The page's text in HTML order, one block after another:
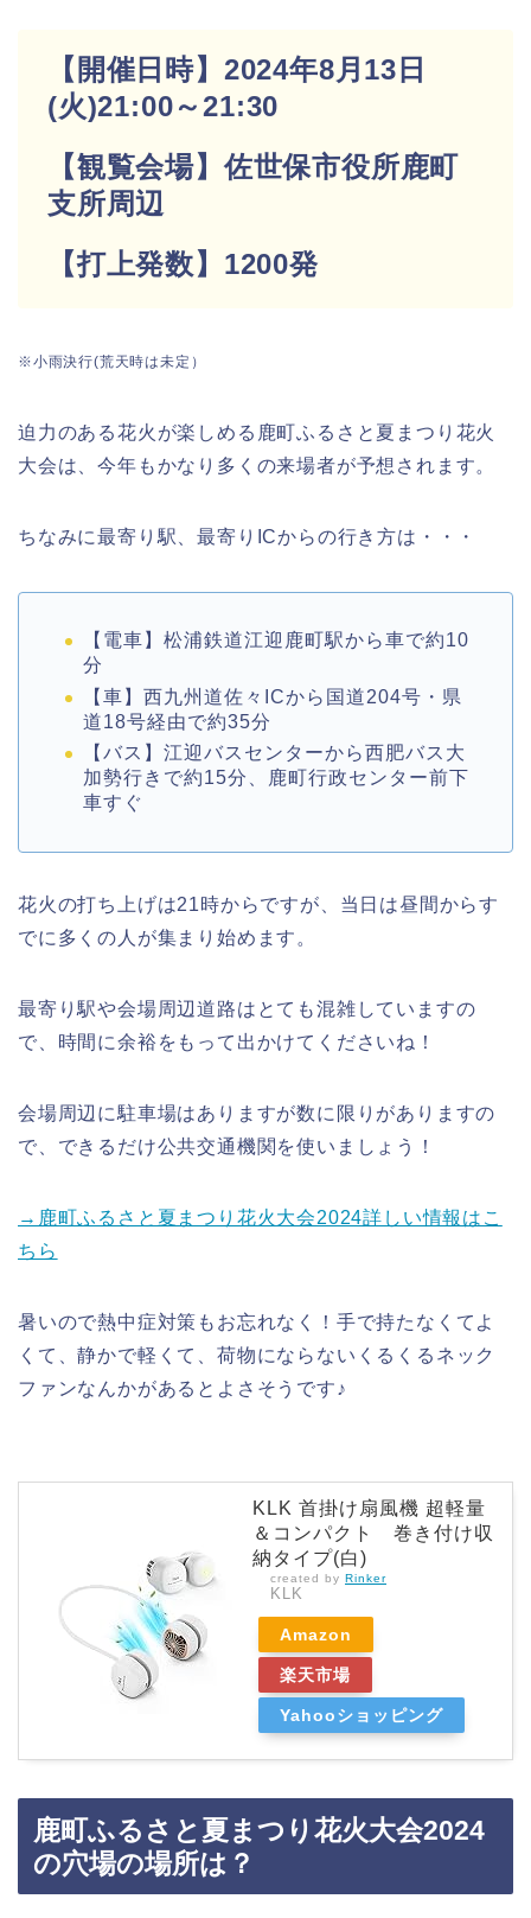
【開催日時】2024年8月13日
(火)21:00～21:30
【観覧会場】佐世保市役所鹿町
支所周辺
【打上発数】1200発
※小雨決行(荒天時は未定）
迫力のある花火が楽しめる鹿町ふるさと夏まつり花火
大会は、今年もかなり多くの来場者が予想されます。
ちなみに最寄り駅、最寄りICからの行き方は・・・
【電車】松浦鉄道江迎鹿町駅から車で約10
分
【車】西九州道佐々ICから国道204号・県
道18号経由で約35分
【バス】江迎バスセンターから西肥バス大
加勢行きで約15分、鹿町行政センター前下
車すぐ
花火の打ち上げは21時からですが、当日は昼間からす
でに多くの人が集まり始めます。
最寄り駅や会場周辺道路はとても混雑していますの
で、時間に余裕をもって出かけてくださいね！
会場周辺に駐車場はありますが数に限りがありますの
で、できるだけ公共交通機関を使いましょう！
→鹿町ふるさと夏まつり花火大会2024詳しい情報はこ
ちら
暑いので熱中症対策もお忘れなく！手で持たなくてよ
くて、静かで軽くて、荷物にならないくるくるネック
ファンなんかがあるとよさそうです♪
KLK 首掛け扇風機 超軽量
＆コンパクト 巻き付け収
納タイプ(白)
created by Rinker
KLK
Amazon
楽天市場
Yahooショッピング
鹿町ふるさと夏まつり花火大会2024
の穴場の場所は？